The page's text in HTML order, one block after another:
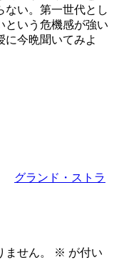
ない。第一世代とし
という危機感が強い
に今晩聞いてみよ
グランド・ストラ
せん。 ※ が付い